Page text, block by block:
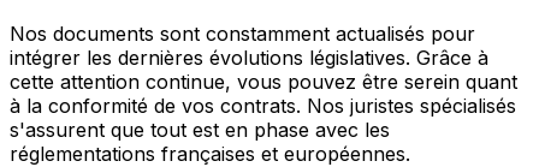
Nos documents sont constamment actualisés pour
intégrer les dernières évolutions législatives. Grâce à
cette attention continue, vous pouvez être serein quant
à la conformité de vos contrats. Nos juristes spécialisés
s'assurent que tout est en phase avec les
réglementations françaises et européennes.